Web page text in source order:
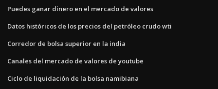
Puedes ganar dinero en el mercado de valores
Datos históricos de los precios del petróleo crudo wti
Corredor de bolsa superior en la india
Canales del mercado de valores de youtube
Ciclo de liquidación de la bolsa namibiana